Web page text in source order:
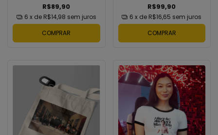
R$89,90
6 x de R$14,98 sem juros
COMPRAR
R$99,90
6 x de R$16,65 sem juros
COMPRAR